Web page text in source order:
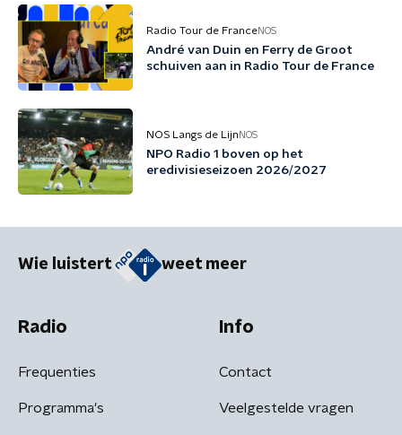
Radio Tour de FranceNOS
André van Duin en Ferry de Groot
schuiven aan in Radio Tour de France
NOS Langs de Lijn NOS
NPO Radio 1 boven op het
eredivisieseizoen 2026/2027
Wie luistert weet meer
Radio
Frequenties
Programma's
Info
Contact
Veelgestelde vragen